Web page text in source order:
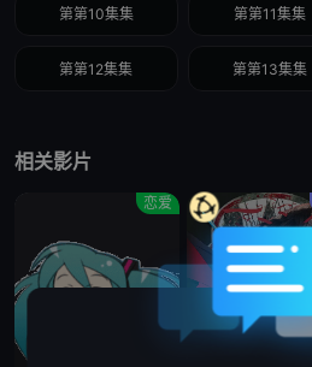
第第10集集 第第11集集
第第12集集 第第13集集
相关影片
恋爱